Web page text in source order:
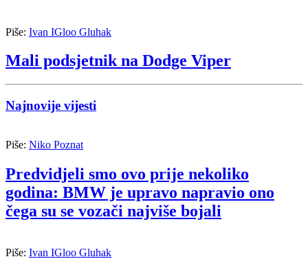
Piše: Ivan IGloo Gluhak
Mali podsjetnik na Dodge Viper
Najnovije vijesti
Piše: Niko Poznat
Predvidjeli smo ovo prije nekoliko
godina: BMW je upravo napravio ono
čega su se vozači najviše bojali
Piše: Ivan IGloo Gluhak